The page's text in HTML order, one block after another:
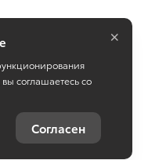
соглашаетесь со
Согласен
×